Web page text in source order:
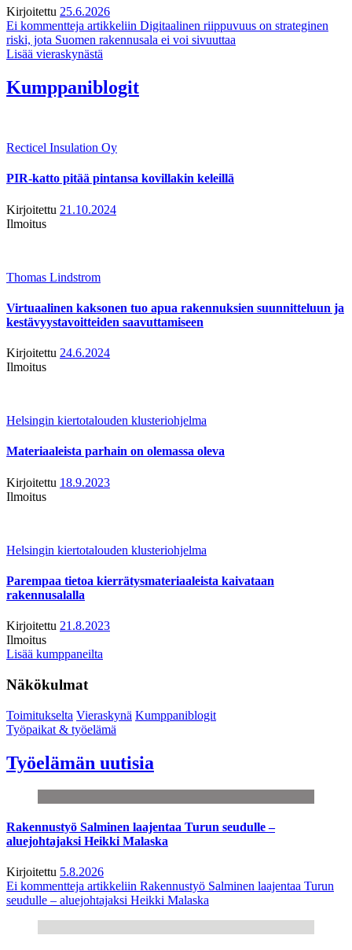
Kirjoitettu 25.6.2026
Ei kommentteja artikkeliin Digitaalinen riippuvuus on strateginen
riski, jota Suomen rakennusala ei voi sivuuttaa
Lisää vieraskynästä
Kumppaniblogit
Recticel Insulation Oy
PIR-katto pitää pintansa kovillakin keleillä
Kirjoitettu 21.10.2024
Ilmoitus
Thomas Lindstrom
Virtuaalinen kaksonen tuo apua rakennuksien suunnitteluun ja
kestävyystavoitteiden saavuttamiseen
Kirjoitettu 24.6.2024
Ilmoitus
Helsingin kiertotalouden klusteriohjelma
Materiaaleista parhain on olemassa oleva
Kirjoitettu 18.9.2023
Ilmoitus
Helsingin kiertotalouden klusteriohjelma
Parempaa tietoa kierrätysmateriaaleista kaivataan
rakennusalalla
Kirjoitettu 21.8.2023
Ilmoitus
Lisää kumppaneilta
Näkökulmat
Toimitukselta Vieraskynä Kumppaniblogit
Työpaikat & työelämä
Työelämän uutisia
Rakennustyö Salminen laajentaa Turun seudulle –
aluejohtajaksi Heikki Malaska
Kirjoitettu 5.8.2026
Ei kommentteja artikkeliin Rakennustyö Salminen laajentaa Turun
seudulle – aluejohtajaksi Heikki Malaska